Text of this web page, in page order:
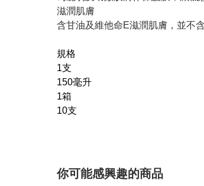
滋潤肌膚
含甘油及維他命E滋潤肌膚，並不
規格
1支
150毫升
1箱
10支
你可能感興趣的商品